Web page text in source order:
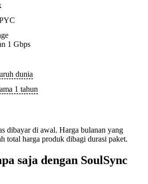
1 Gbps
dunia
1 tahun
dibayar di awal. Harga bulanan yang
total harga produk dibagi durasi paket.
saja dengan SoulSync